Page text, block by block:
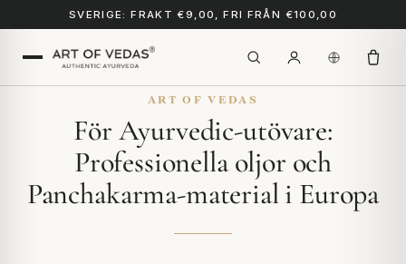
SVERIGE: FRAKT €9,00, FRI FRÅN €100,00
ART OF VEDAS
För Ayurvedic-utövare:
Professionella oljor och
Panchakarma-material i Europa